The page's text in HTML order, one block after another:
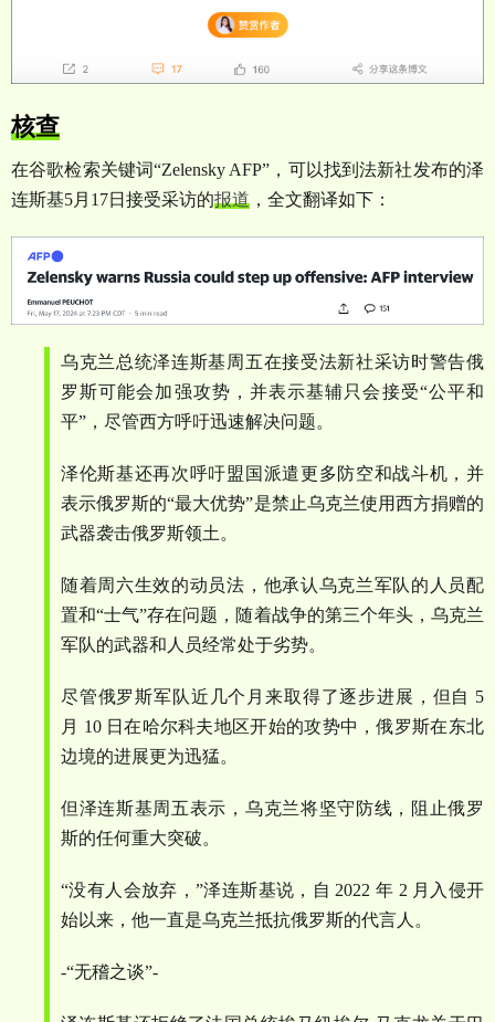
核查
在谷歌检索关键词“Zelensky AFP” ，可以找到法新社发布的泽
连斯基5月 17日接受采访的报道 ，全文翻译如下：
乌克兰总统泽连斯基周五在接受法新社采访时警告俄
罗斯可能会加强攻势，并表示基辅只会接受“公平和
平” ，尽管西方呼吁迅速解决问题。
泽伦斯基还再次呼吁盟国派遣更多防空和战斗机，并
表示俄罗斯的“最大优势”是禁止乌克兰使用西方捐赠的
武器袭击俄罗斯领土。
随着周六生效的动员法，他承认乌克兰军队的人员配
置和“士气”存在问题，随着战争的第三个年头，乌克兰
军队的武器和人员经常处于劣势。
尽管俄罗斯军队近几个月来取得了逐步进展，但自 5
月 10 日在哈尔科夫地区开始的攻势中，俄罗斯在东北
边境的进展更为迅猛。
但泽连斯基周五表示，乌克兰将坚守防线，阻止俄罗
斯的任何重大突破。
“没有人会放弃， ”泽连斯基说，自 2022 年 2 月入侵开
始以来，他一直是乌克兰抵抗俄罗斯的代言人。
-“无稽之谈”-